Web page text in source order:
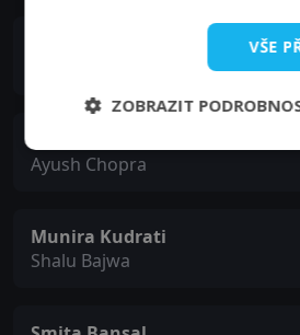
Ayush Chopra
Munira Kudrati
Shalu Bajwa
VŠE
ZOBRAZIT